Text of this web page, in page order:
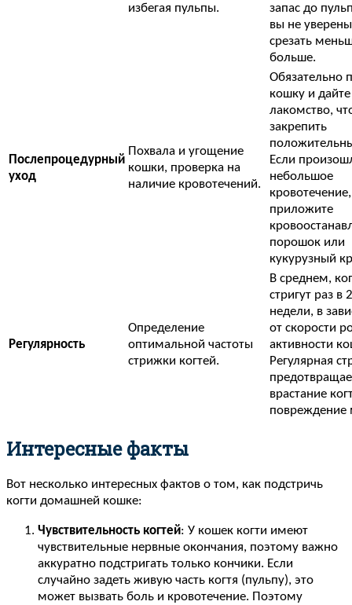
избегая пульпы.
запас до
вы не
срезать
больше.
Послепроцедурный
уход
Похвала и угощение
кошки, проверка на
наличие кровотечений.
Обязательно
кошку и
лакомство,
закрепить
Если
небольшое
кровотечение,
приложите
порошок или
кукурузный
Регулярность
Определение
оптимальной частоты
стрижки когтей.
В среднем,
стригут раз в
недели, в
от скорости
активности
Регулярная
врастание
повреждение
Интересные факты
Вот несколько интересных фактов о том, как подстричь
когти домашней кошке:
Чувствительность когтей: У кошек когти имеют
чувствительные нервные окончания, поэтому важно
аккуратно подстригать только кончики. Если
случайно задеть живую часть когтя (пульпу), это
может вызвать боль и кровотечение. Поэтому